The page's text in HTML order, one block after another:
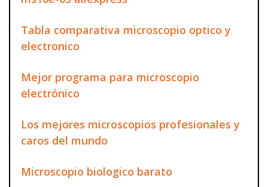
Tabla comparativa microscopio optico y
electronico
Mejor programa para microscopio
electrónico
Los mejores microscopios profesionales y
caros del mundo
Microscopio biologico barato